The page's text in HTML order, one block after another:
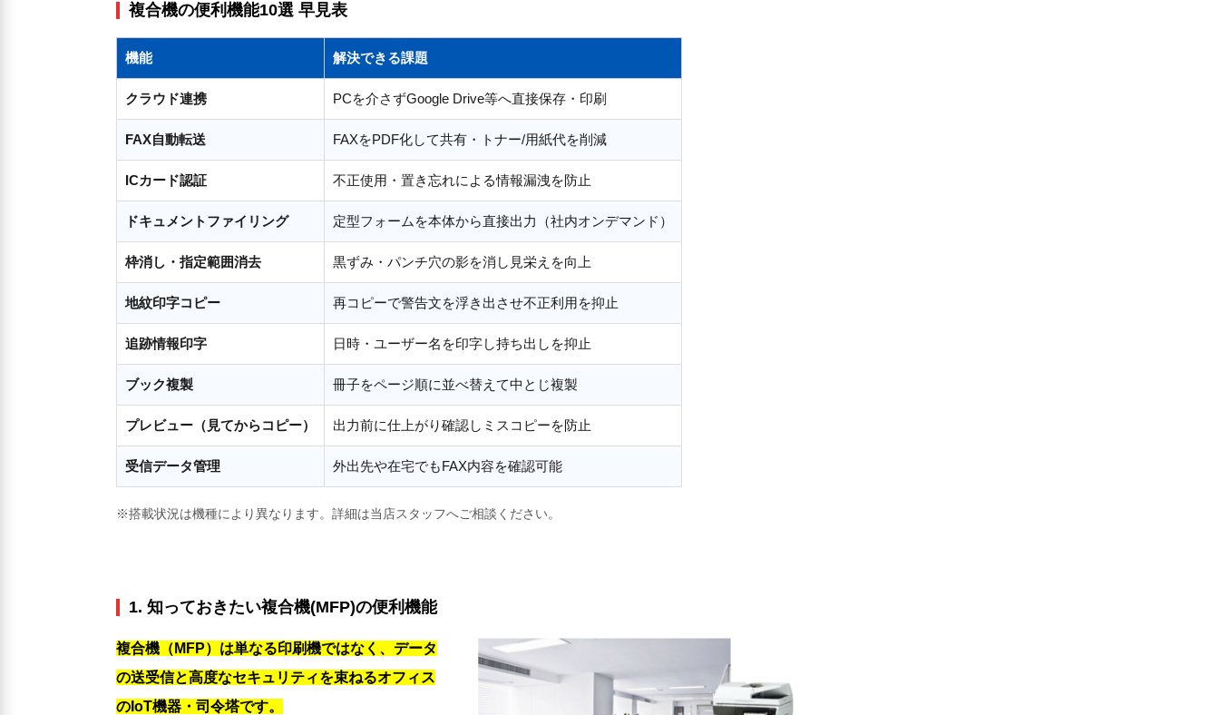
複合機の便利機能10選 早見表
機能 解決できる課題
クラウド連携 PCを介さずGoogle Drive等へ直接保存・印刷
FAX自動転送 FAXをPDF化して共有・トナー/用紙代を削減
ICカード認証 不正使用・置き忘れによる情報漏洩を防止
ドキュメントファイリング 定型フォームを本体から直接出力（社内オンデマンド）
枠消し・指定範囲消去 黒ずみ・パンチ穴の影を消し見栄えを向上
地紋印字コピー 再コピーで警告文を浮き出させ不正利用を抑止
追跡情報印字 日時・ユーザー名を印字し持ち出しを抑止
ブック複製 冊子をページ順に並べ替えて中とじ複製
プレビュー（見てからコピー） 出力前に仕上がり確認しミスコピーを防止
受信データ管理 外出先や在宅でもFAX内容を確認可能
※搭載状況は機種により異なります。詳細は当店スタッフへご相談ください。
1. 知っておきたい複合機(MFP)の便利機能
複合機（MFP）は単なる印刷機ではなく、データ
の送受信と高度なセキュリティを束ねるオフィス
のIoT機器・司令塔です。